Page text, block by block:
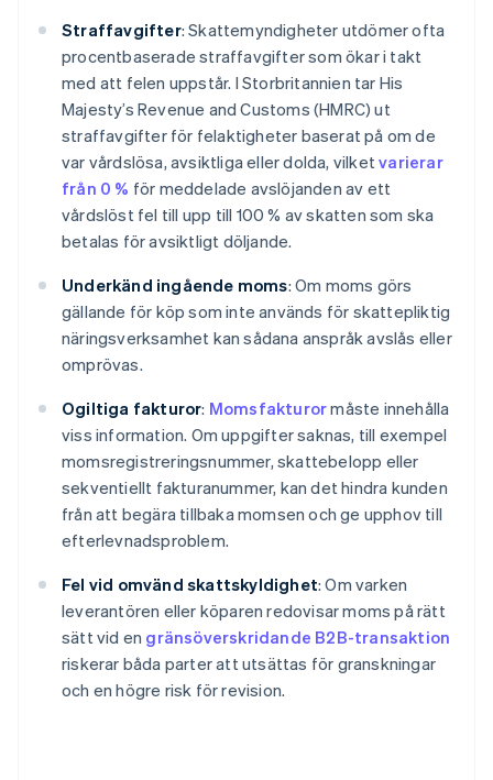
Straffavgifter: Skattemyndigheter utdömer ofta
procentbaserade straffavgifter som ökar i takt
med att felen uppstår. I Storbritannien tar His
Majesty’s Revenue and Customs (HMRC) ut
straffavgifter för felaktigheter baserat på om de
var vårdslösa, avsiktliga eller dolda, vilketvarierar
från 0 % för meddelade avslöjanden av ett
vårdslöst fel till upp till 100 % av skatten som ska
betalas för avsiktligt döljande.
Underkänd ingående moms: Om moms görs
gällande för köp som inte används för skattepliktig
näringsverksamhet kan sådana anspråk avslås eller
omprövas.
Ogiltiga fakturor: Momsfakturormåste innehålla
viss information. Om uppgifter saknas, till exempel
momsregistreringsnummer, skattebelopp eller
sekventiellt fakturanummer, kan det hindra kunden
från att begära tillbaka momsen och ge upphov till
efterlevnadsproblem.
Fel vid omvänd skattskyldighet: Om varken
leverantören eller köparen redovisar moms på rätt
sätt vid en gränsöverskridande B2B-transaktion
riskerar båda parter att utsättas för granskningar
och en högre risk för revision.